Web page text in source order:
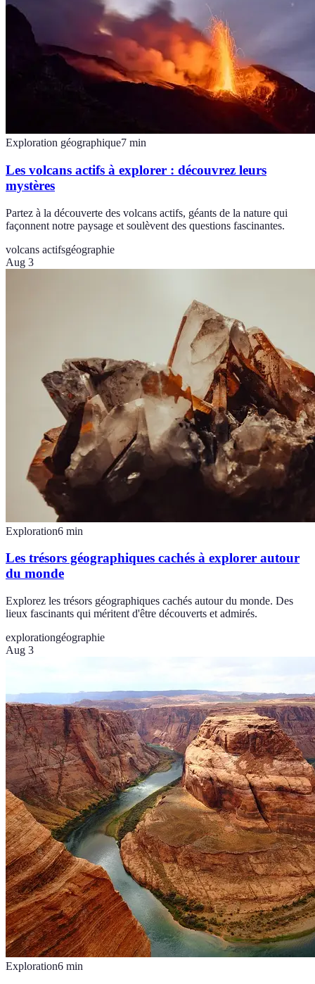
Exploration géographique7 min
Les volcans actifs à explorer : découvrez leurs
mystères
Partez à la découverte des volcans actifs, géants de la nature qui
façonnent notre paysage et soulèvent des questions fascinantes.
volcans actifsgéographie
Aug 3
Exploration6 min
Les trésors géographiques cachés à explorer autour
du monde
Explorez les trésors géographiques cachés autour du monde. Des
lieux fascinants qui méritent d'être découverts et admirés.
explorationgéographie
Aug 3
Exploration6 min